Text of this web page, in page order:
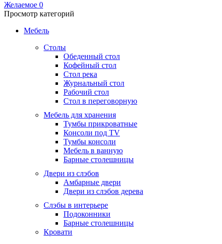
Желаемое 0
Просмотр категорий
Мебель
Столы
Обеденный стол
Кофейный стол
Стол река
Журнальный стол
Рабочий стол
Стол в переговорную
Мебель для хранения
Тумбы прикроватные
Консоли под TV
Тумбы консоли
Мебель в ванную
Барные столешницы
Двери из слэбов
Амбарные двери
Двери из слэбов дерева
Слэбы в интерьере
Подоконники
Барные столешницы
Кровати